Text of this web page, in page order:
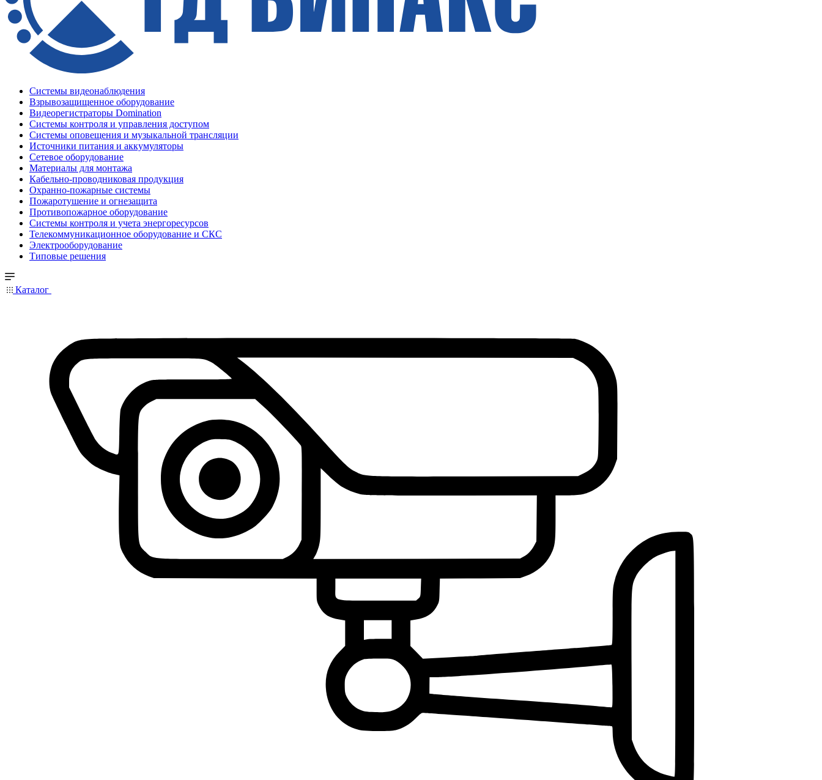
Системы видеонаблюдения
Взрывозащищенное оборудование
Видеорегистраторы Domination
Системы контроля и управления доступом
Системы оповещения и музыкальной трансляции
Источники питания и аккумуляторы
Сетевое оборудование
Материалы для монтажа
Кабельно-проводниковая продукция
Охранно-пожарные системы
Пожаротушение и огнезащита
Противопожарное оборудование
Системы контроля и учета энергоресурсов
Телекоммуникационное оборудование и СКС
Электрооборудование
Типовые решения
Каталог